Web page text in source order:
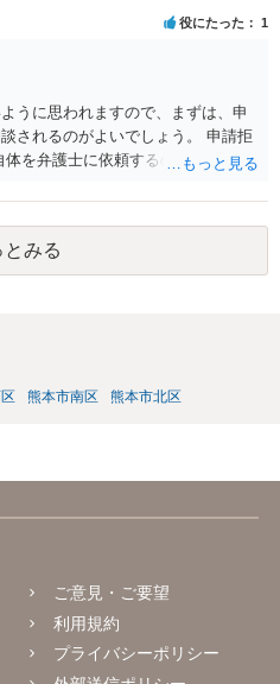
役にたった 1
うに思われますので、まずは、申
されるのがよいでしょう。 申請拒
を弁護士に依頼するのは費用対効
とみる
熊本市南区 熊本市北区
ご意見・ご要望
利用規約
プライバシーポリシー